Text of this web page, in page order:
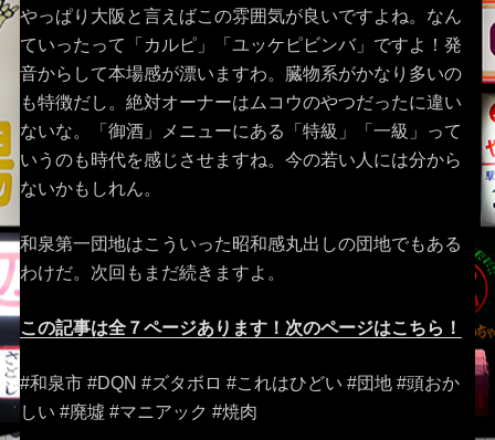
やっぱり大阪と言えばこの雰囲気が良いですよね。なん
ていったって「カルピ」「ユッケピビンバ」ですよ！発
音からして本場感が漂いますわ。臓物系がかなり多いの
も特徴だし。絶対オーナーはムコウのやつだったに違い
ないな。「御酒」メニューにある「特級」「一級」って
いうのも時代を感じさせますね。今の若い人には分から
ないかもしれん。
和泉第一団地はこういった昭和感丸出しの団地でもある
わけだ。次回もまだ続きますよ。
この記事は全７ページあります！次のページはこちら！
#和泉市 #DQN #ズタボロ #これはひどい #団地 #頭おか
しい #廃墟 #マニアック #焼肉